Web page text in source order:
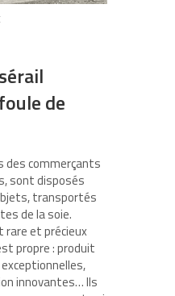
de
des commerçants
sont disposés
transportés
de la soie.
rare et précieux
propre : produit
innovantes… Ils